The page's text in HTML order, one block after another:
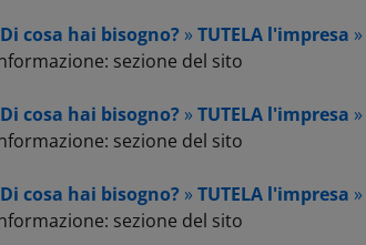
Di cosa hai bisogno? »TUTELA l'impresa »
sezione del sito
Di cosa hai bisogno? »TUTELA l'impresa »
sezione del sito
Di cosa hai bisogno? »TUTELA l'impresa »
sezione del sito